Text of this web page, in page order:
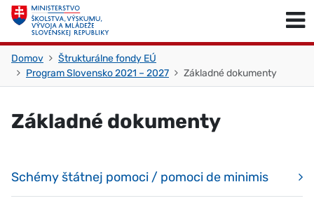
Skočiť na obsah
Domov
Štrukturálne fondy EÚ
Program Slovensko 2021 – 2027
Základné dokumenty
Základné dokumenty
Schémy štátnej pomoci / pomoci de minimis
Skočiť na začiatok stránky